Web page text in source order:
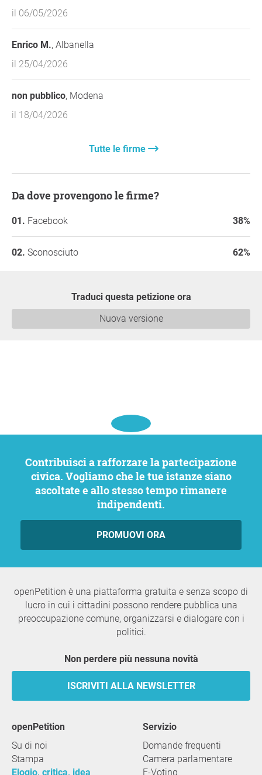
il 06/05/2026
Enrico M., Albanella
il 25/04/2026
non pubblico, Modena
il 18/04/2026
Tutte le firme
Da dove provengono le firme?
Facebook 38%
Sconosciuto 62%
Traduci questa petizione ora
Nuova versione
Contribuisci a rafforzare la partecipazione
civica. Vogliamo che le tue istanze siano
ascoltate e allo stesso tempo rimanere
indipendenti.
PROMUOVI ORA
openPetition è una piattaforma gratuita e senza scopo di
lucro in cui i cittadini possono rendere pubblica una
preoccupazione comune, organizzarsi e dialogare con i
politici.
Non perdere più nessuna novità
ISCRIVITI ALLA NEWSLETTER
openPetition
Su di noi
Stampa
Elogio, critica, idea
servizio
Domande frequenti
Camera parlamentare
E-Voting